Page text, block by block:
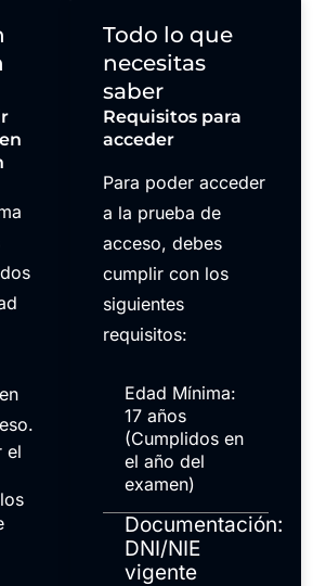
el
Todo lo que
necesitas
saber
Requisitos para
acceder
Para poder acceder
a la prueba de
acceso, debes
cumplir con los
siguientes
requisitos:
Edad Mínima:
17 años
(Cumplidos en
el año del
examen)
Documentación:
DNI/NIE
vigente